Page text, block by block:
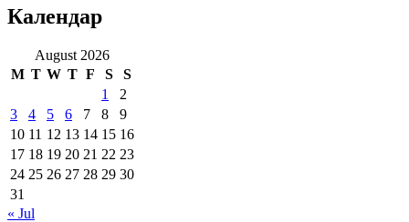
Календар
August 2026
M T W T F S
S
1
2
3
4 5 6 7 8
9
10 11 12 13 14 15 16
17 18 19 20 21 22 23
24 25 26 27 28 29 30
31
« Jul